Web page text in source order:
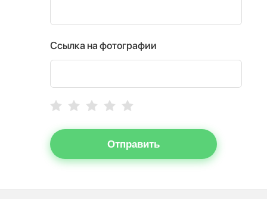
Ссылка на фотографии
Отправить